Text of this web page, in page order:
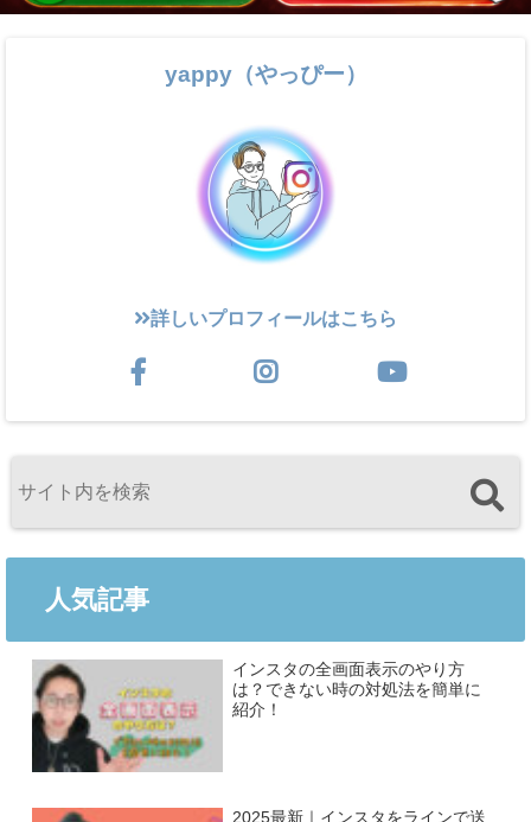
yappy（やっぴー）
詳しいプロフィールはこちら
人気記事
インスタの全画面表示のやり方
は？できない時の対処法を簡単に
紹介！
2025最新｜インスタをラインで送